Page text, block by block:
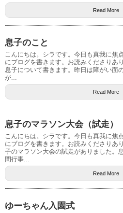
Read More
息子のこと
こんにちは。シラです。今日も真我に焦
にブログを書きます。お読みくださりあ
息子について書きます。昨日は障がい面
が...
Read More
息子のマラソン大会（試走）
こんにちは。シラです。今日も真我に焦
にブログを書きます。お読みくださりあ
子のマラソン大会の試走がありました。
間行事...
Read More
ゆーちゃん入園式